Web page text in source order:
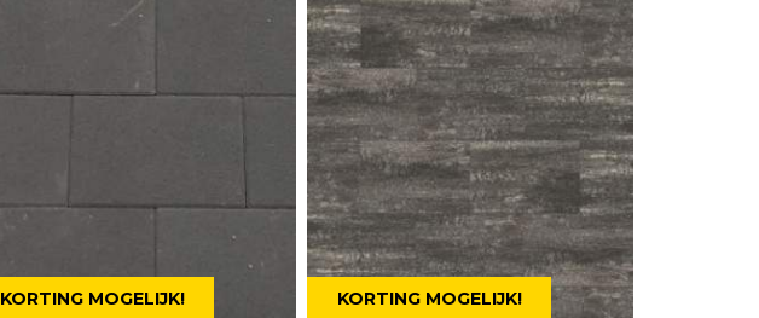
KORTING MOGELIJK! KORTING MOGELIJK!